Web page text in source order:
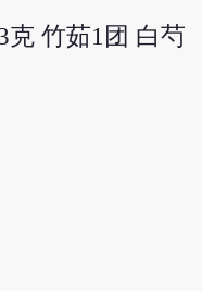
克 竹茹1团 白芍